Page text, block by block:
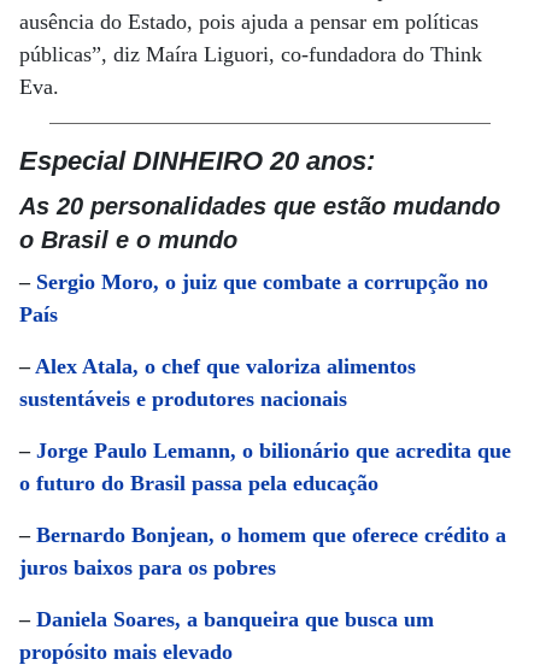
ausência do Estado, pois ajuda a pensar em políticas
públicas”, diz Maíra Liguori, co-fundadora do Think
Eva.
Especial DINHEIRO 20 anos:
As 20 personalidades que estão mudando
o Brasil e o mundo
–Sergio Moro, o juiz que combate a corrupção no
País
–Alex Atala, o chef que valoriza alimentos
sustentáveis e produtores nacionais
– Jorge Paulo Lemann, o bilionário que acredita que
o futuro do Brasil passa pela educação
– Bernardo Bonjean, o homem que oferece crédito a
juros baixos para os pobres
– Daniela Soares, a banqueira que busca um
propósito mais elevado